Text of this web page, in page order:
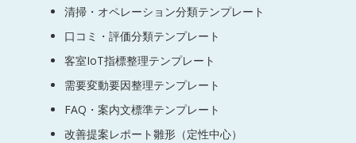
清掃・オペレーション分類テンプレート
口コミ・評価分類テンプレート
客室IoT指標整理テンプレート
需要変動要因整理テンプレート
FAQ・案内文標準テンプレート
改善提案レポート雛形（定性中心）